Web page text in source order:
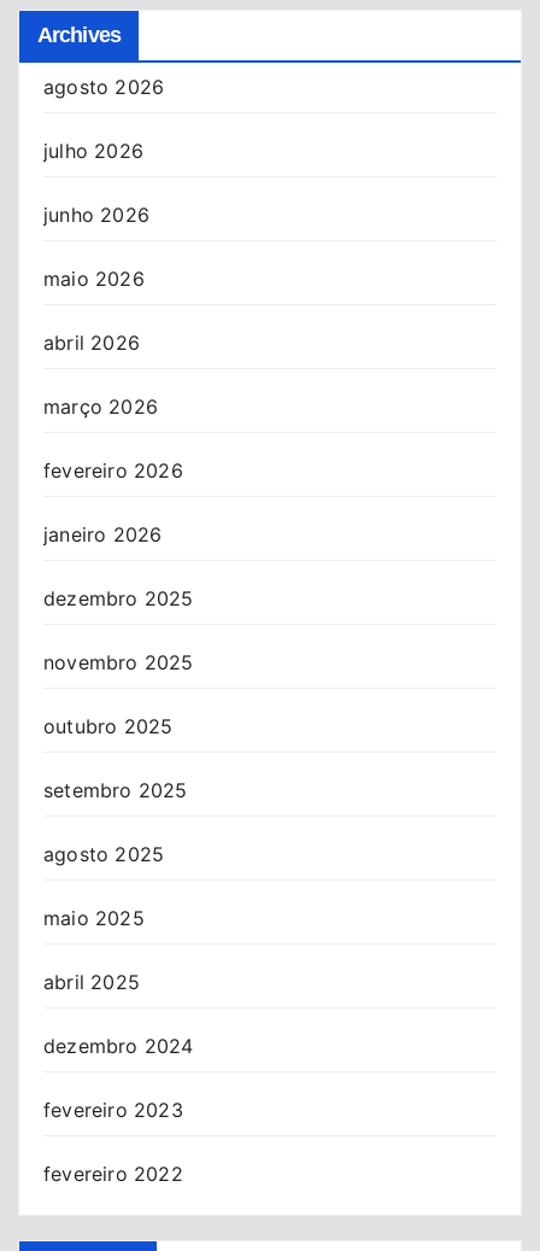
Archives
agosto 2026
julho 2026
junho 2026
maio 2026
abril 2026
março 2026
fevereiro 2026
janeiro 2026
dezembro 2025
novembro 2025
outubro 2025
setembro 2025
agosto 2025
maio 2025
abril 2025
dezembro 2024
fevereiro 2023
fevereiro 2022